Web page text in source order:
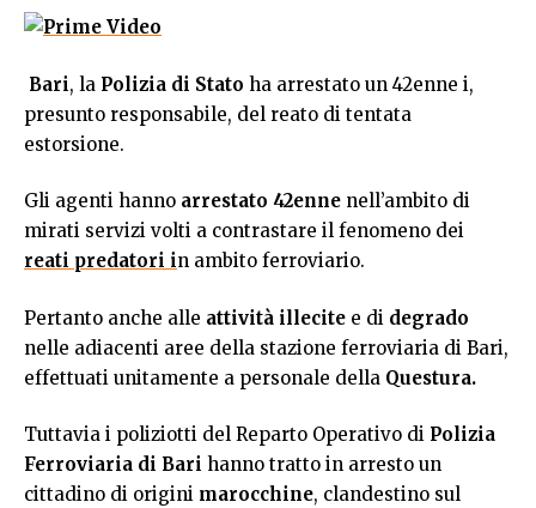
Bari, la Polizia di Stato ha arrestato un 42enne i,
presunto responsabile, del reato di tentata
estorsione.
Gli agenti hanno arrestato 42enne nell’ambito di
mirati servizi volti a contrastare il fenomeno dei
reati predatori in ambito ferroviario.
Pertanto anche alle attività illecite e di degrado
nelle adiacenti aree della stazione ferroviaria di Bari,
effettuati unitamente a personale della Questura.
Tuttavia i poliziotti del Reparto Operativo di Polizia
Ferroviaria di Bari hanno tratto in arresto un
cittadino di origini marocchine, clandestino sul